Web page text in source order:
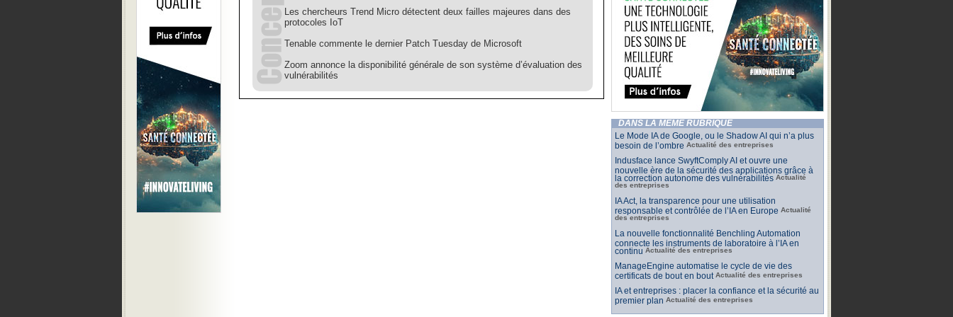
Les chercheurs Trend Micro détectent deux failles majeures dans des
protocoles IoT
Tenable commente le dernier Patch Tuesday de Microsoft
Zoom annonce la disponibilité générale de son système d’évaluation des
vulnérabilités
DANS LA MÊME RUBRIQUE
Le Mode IA de Google, ou le Shadow AI qui n’a plus
besoin de l’ombre Actualité des entreprises
Indusface lance SwyftComply AI et ouvre une
nouvelle ère de la sécurité des applications grâce à
la correction autonome des vulnérabilités Actualité
des entreprises
IA Act, la transparence pour une utilisation
responsable et contrôlée de l’IA en Europe Actualité
des entreprises
La nouvelle fonctionnalité Benchling Automation
connecte les instruments de laboratoire à l’IA en
continu Actualité des entreprises
ManageEngine automatise le cycle de vie des
certificats de bout en bout Actualité des entreprises
IA et entreprises : placer la confiance et la sécurité au
premier plan Actualité des entreprises